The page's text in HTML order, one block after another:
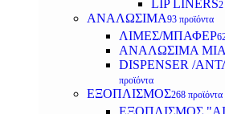
LIP LINERS2
ΑΝΑΛΩΣΙΜΑ93 προϊόντα
ΛΙΜΕΣ/ΜΠΑΦΕΡ
ΑΝΑΛΩΣΙΜΑ
DISPENSER /
προϊόντα
ΕΞΟΠΛΙΣΜΟΣ268 προϊόντα
ΕΞΟΠΛΙΣΜΟΣ